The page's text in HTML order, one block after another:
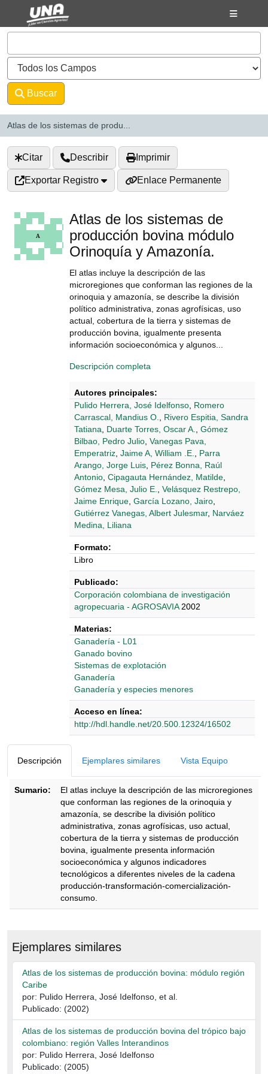
Saltar al contenido
VuFind
Buscar
Atlas de los sistemas de produ...
Citar Describir Imprimir
Exportar Registro Enlace Permanente
Atlas de los sistemas de
producción bovina módulo
Orinoquía y Amazonía.
El atlas incluye la descripción de las
microregiones que conforman las regiones de la
orinoquia y amazonía, se describe la división
político administrativa, zonas agrofísicas, uso
actual, cobertura de la tierra y sistemas de
producción bovina, igualmente presenta
información socioeconómica y algunos...
Descripción completa
Autores principales:
Pulido Herrera, José Idelfonso Romero
Carrascal, Mandius O.
Rivero Espitia, Sandra
Tatiana
Duarte Torres, Oscar A.
Gómez
Bilbao, Pedro Julio Vanegas Pava,
Emperatriz Jaime A, William .E.
Parra
Arango, Jorge Luis Pérez Bonna, Raúl
Antonio Cipagauta Hernández, Matilde
Gómez Mesa, Julio E.
Velásquez Restrepo,
Jaime Enrique García Lozano, Jairo
Gutiérrez Vanegas, Albert Julesmar, Narváez
Medina, Liliana
Formato:
Libro
Publicado:
‎‎Corporación colombiana de investigación
agropecuaria - AGROSAVIA 2002
Materias:
Ganadería - L01
Ganado bovino
Sistemas de explotación
Ganadería
Ganadería y especies menores
Acceso en línea:
http://hdl.handle.net/20.500.12324/16502
Descripción Ejemplares similares Vista Equipo
Sumario:
El atlas incluye la descripción de las microregiones
que conforman las regiones de la orinoquia y
amazonía, se describe la división político
administrativa, zonas agrofísicas, uso actual,
cobertura de la tierra y sistemas de producción
bovina, igualmente presenta información
socioeconómica y algunos indicadores
tecnológicos a diferentes niveles de la cadena
producción-transformación-comercialización-
consumo.
Ejemplares similares
Atlas de los sistemas de producción bovina: módulo región
Caribe
por: Pulido Herrera, José Idelfonso, et al.
Publicado: (2002)
Atlas de los sistemas de producción bovina del trópico bajo
colombiano: región Valles Interandinos
por: Pulido Herrera, José Idelfonso
Publicado: (2005)